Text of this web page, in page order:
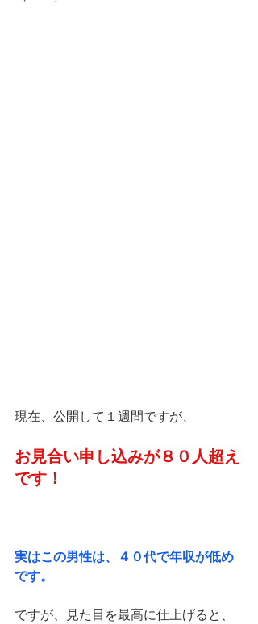
現在、公開して１週間ですが、
お見合い申し込みが８０人超え
です！
実はこの男性は、４０代で年収が低め
です。
ですが、見た目を最高に仕上げると、